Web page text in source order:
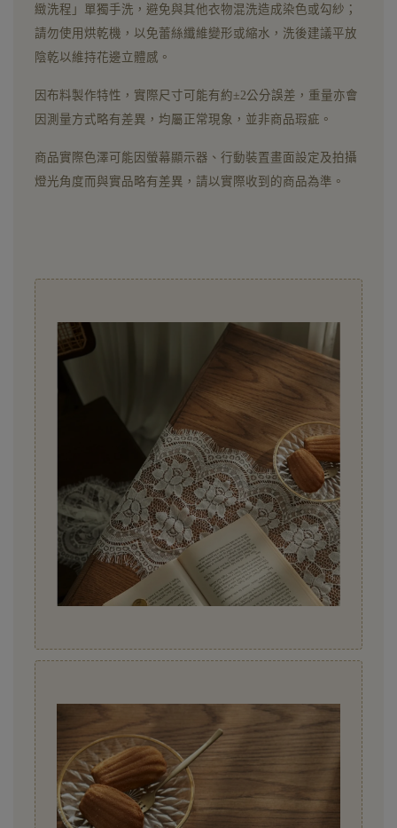
緻洗程」單獨手洗，避免與其他衣物混洗造成染色或勾紗；
請勿使用烘乾機，以免蕾絲纖維變形或縮水，洗後建議平放
陰乾以維持花邊立體感。
因布料製作特性，實際尺寸可能有約±2公分誤差，重量亦會
因測量方式略有差異，均屬正常現象，並非商品瑕疵。
商品實際色澤可能因螢幕顯示器、行動裝置畫面設定及拍攝
燈光角度而與實品略有差異，請以實際收到的商品為準。